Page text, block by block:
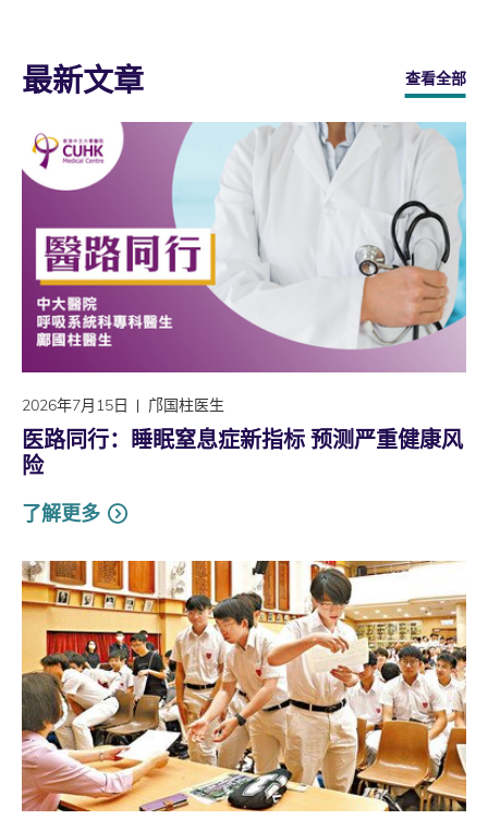
最新文章 查看全部
2026年7月15日 邝国柱医生
医路同行：睡眠窒息症新指标 预测严重健康风
险
了解更多